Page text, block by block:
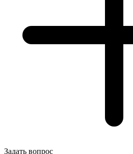
Задать вопрос